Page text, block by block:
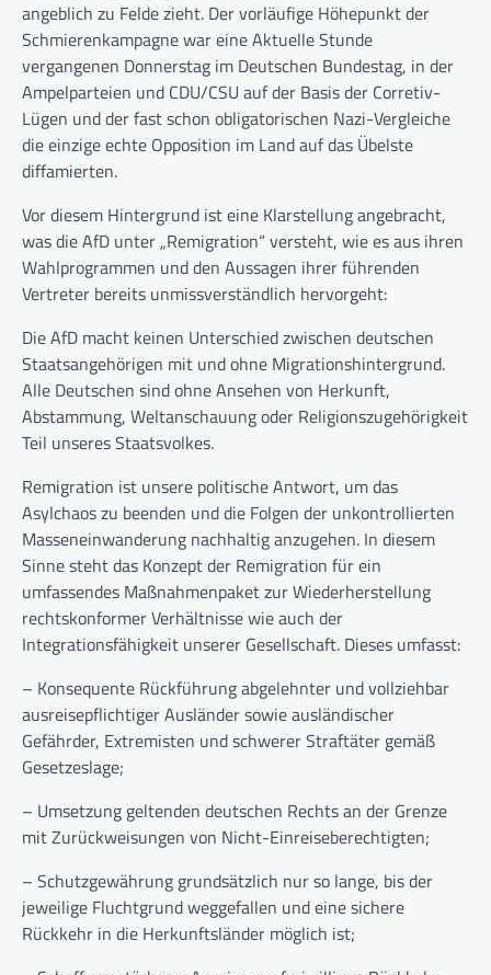
angeblich zu Felde zieht. Der vorläufige Höhepunkt der
Schmierenkampagne war eine Aktuelle Stunde
vergangenen Donnerstag im Deutschen Bundestag, in der
Ampelparteien und CDU/CSU auf der Basis der Corretiv-
Lügen und der fast schon obligatorischen Nazi-Vergleiche
die einzige echte Opposition im Land auf das Übelste
diffamierten.
Vor diesem Hintergrund ist eine Klarstellung angebracht,
was die AfD unter „Remigration“ versteht, wie es aus ihren
Wahlprogrammen und den Aussagen ihrer führenden
Vertreter bereits unmissverständlich hervorgeht:
Die AfD macht keinen Unterschied zwischen deutschen
Staatsangehörigen mit und ohne Migrationshintergrund.
Alle Deutschen sind ohne Ansehen von Herkunft,
Abstammung, Weltanschauung oder Religionszugehörigkeit
Teil unseres Staatsvolkes.
Remigration ist unsere politische Antwort, um das
Asylchaos zu beenden und die Folgen der unkontrollierten
Masseneinwanderung nachhaltig anzugehen. In diesem
Sinne steht das Konzept der Remigration für ein
umfassendes Maßnahmenpaket zur Wiederherstellung
rechtskonformer Verhältnisse wie auch der
Integrationsfähigkeit unserer Gesellschaft. Dieses umfasst:
– Konsequente Rückführung abgelehnter und vollziehbar
ausreisepflichtiger Ausländer sowie ausländischer
Gefährder, Extremisten und schwerer Straftäter gemäß
Gesetzeslage;
– Umsetzung geltenden deutschen Rechts an der Grenze
mit Zurückweisungen von Nicht-Einreiseberechtigten;
– Schutzgewährung grundsätzlich nur so lange, bis der
jeweilige Fluchtgrund weggefallen und eine sichere
Rückkehr in die Herkunftsländer möglich ist;